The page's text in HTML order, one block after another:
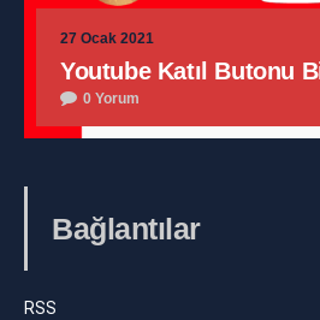
27 Ocak 2021
Youtube Katıl Butonu
0 Yorum
Bağlantılar
RSS